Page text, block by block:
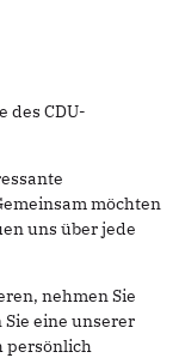
des CDU-
möchten
uns über jede
nehmen Sie
eine unserer
persönlich